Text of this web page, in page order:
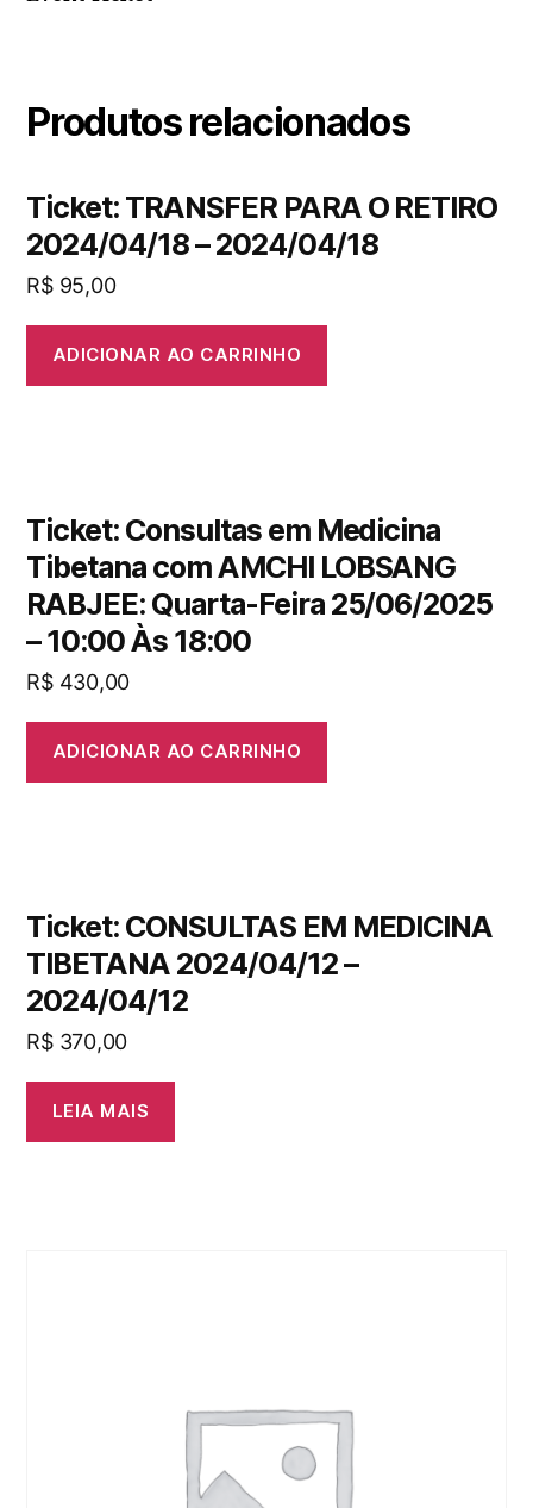
Produtos relacionados
Ticket: TRANSFER PARA O RETIRO
2024/04/18 – 2024/04/18
R$95,00
ADICIONAR AO CARRINHO
Ticket: Consultas em Medicina
Tibetana com AMCHI LOBSANG
RABJEE: Quarta-Feira 25/06/2025
– 10:00 Às 18:00
R$430,00
ADICIONAR AO CARRINHO
Ticket: CONSULTAS EM MEDICINA
TIBETANA 2024/04/12 –
2024/04/12
R$370,00
LEIA MAIS